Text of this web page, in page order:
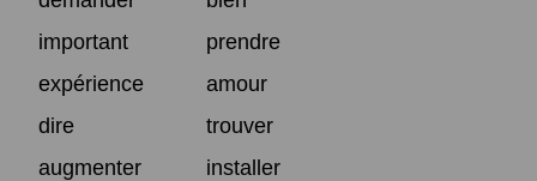
important
prendre
expérience
amour
dire
trouver
augmenter
installer